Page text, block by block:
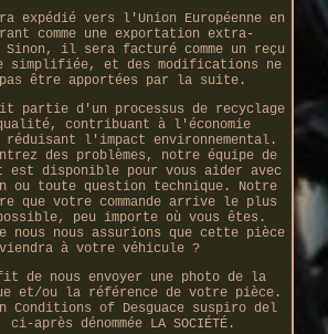
expédié vers l'Union Européenne en
comme une exportation extra-
Sinon, il sera facturé comme un reçu
simplifiée, et des modifications ne
être apportées par la suite.
partie d'un processus de recyclage
contribuant à l'économie
l'impact environnemental.
des problèmes, notre équipe de
disponible pour vous aider avec
toute question technique. Notre
que votre commande arrive le plus
peu importe où vous êtes.
nous nous assurions que cette pièce
à votre véhicule ?
de nous envoyer une photo de la
et/ou la référence de votre pièce.
Conditions of Desguace suspiro del
après dénommée LA SOCIÉTÉ.